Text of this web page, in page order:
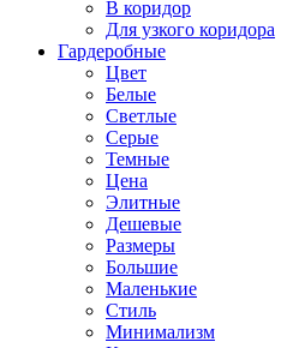
В коридор
Для узкого коридора
Гардеробные
Цвет
Белые
Светлые
Серые
Темные
Цена
Элитные
Дешевые
Размеры
Большие
Маленькие
Стиль
Минимализм